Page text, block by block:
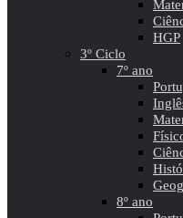
HGP
3º Ciclo
7º ano
8º ano